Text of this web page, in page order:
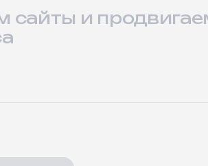
сайты и